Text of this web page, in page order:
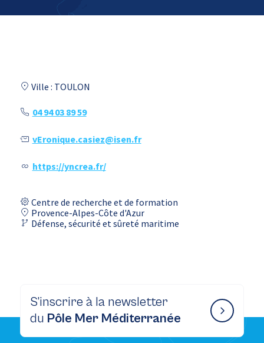
Ville : TOULON
04 94 03 89 59
vEronique.casiez@isen.fr
https://yncrea.fr/
Centre de recherche et de formation
Provence-Alpes-Côte d'Azur
Défense, sécurité et sûreté maritime
S’inscrire à la newsletter
du Pôle Mer Méditerranée